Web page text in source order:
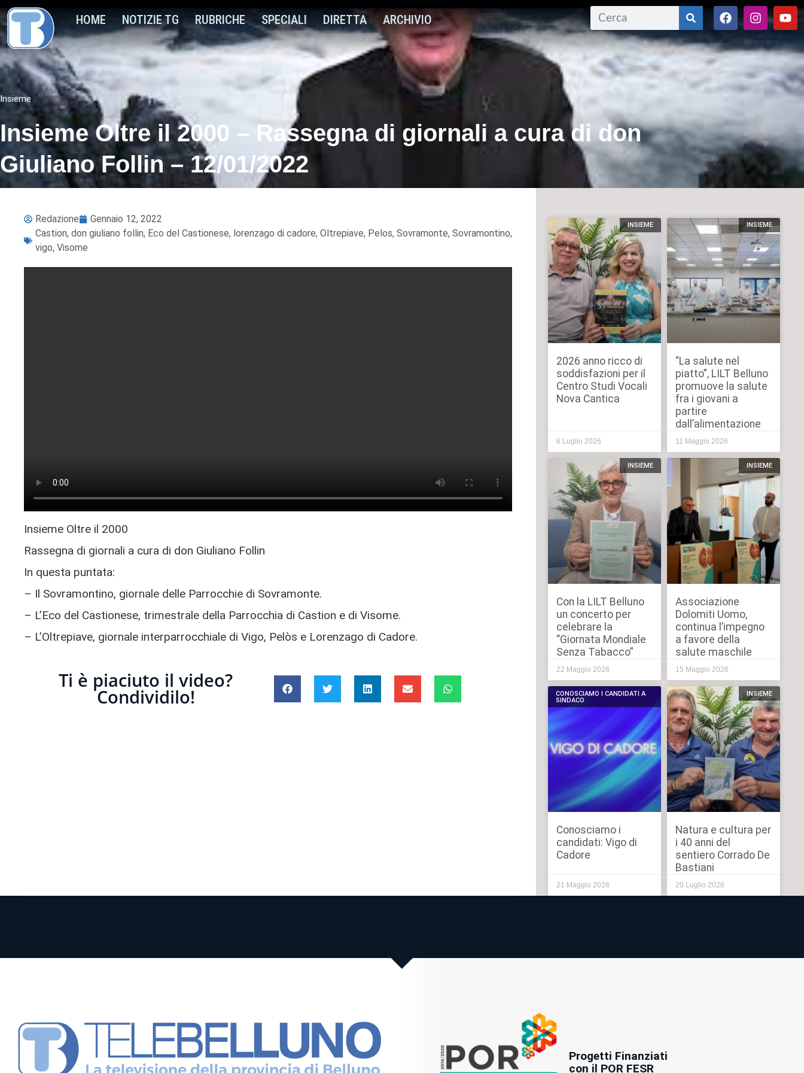
HOME NOTIZIE TG RUBRICHE SPECIALI DIRETTA ARCHIVIO
Insieme
Insieme Oltre il 2000 – Rassegna di giornali a cura di don
Giuliano Follin – 12/01/2022
Redazione
Gennaio 12, 2022
Castion, don giuliano follin, Eco del Castionese, lorenzago di cadore, Oltrepiave, Pelos, Sovramonte, Sovramontino,
vigo, Visome
Insieme Oltre il 2000
Rassegna di giornali a cura di don Giuliano Follin
In questa puntata:
– Il Sovramontino, giornale delle Parrocchie di Sovramonte.
– L’Eco del Castionese, trimestrale della Parrocchia di Castion e di Visome.
– L’Oltrepiave, giornale interparrocchiale di Vigo, Pelòs e Lorenzago di Cadore.
Ti è piaciuto il video?
Condividilo!
INSIEME
2026 anno ricco di
soddisfazioni per il
Centro Studi Vocali
Nova Cantica
6 Luglio 2026
INSIEME
“La salute nel
piatto”, LILT Belluno
promuove la salute
fra i giovani a
partire
dall’alimentazione
11 Maggio 2026
INSIEME
Con la LILT Belluno
un concerto per
celebrare la
“Giornata Mondiale
Senza Tabacco”
22 Maggio 2026
INSIEME
Associazione
Dolomiti Uomo,
continua l’impegno
a favore della
salute maschile
15 Maggio 2026
CONOSCIAMO I CANDIDATI A
SINDACO
Conosciamo i
candidati: Vigo di
Cadore
21 Maggio 2026
INSIEME
Natura e cultura per
i 40 anni del
sentiero Corrado De
Bastiani
20 Luglio 2026
Progetti Finanziati
con il POR FESR